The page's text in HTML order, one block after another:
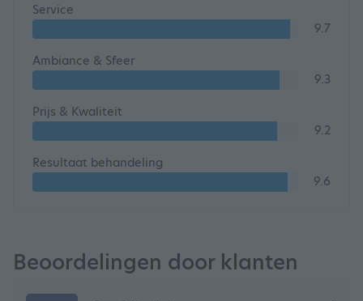
Service
9.7
Ambiance & Sfeer
9.3
Prijs & Kwaliteit
9.2
Resultaat behandeling
9.6
Beoordelingen door klanten